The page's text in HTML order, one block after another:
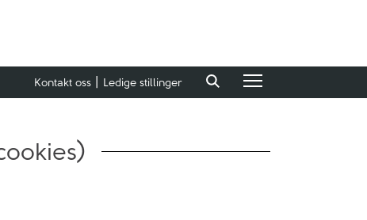
Kontakt oss Ledige stillinger